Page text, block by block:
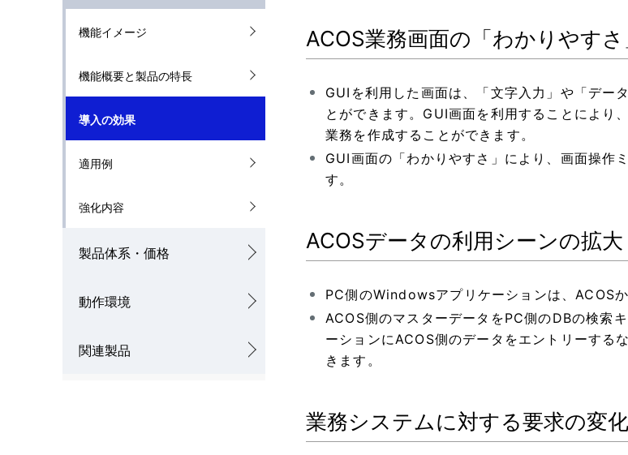
表ビ
ゲ
ー
ョ
機能イメージ
機能概要と製品の特長
導入の効果
適用例
強化内容
製品体系・価格
動作環境
関連製品
ACOS業務画面の「わかりやす
GUIを利用した画面は、「文字入力」や「デー
とができます。GUI画面を利用することにより
業務を作成することができます。
GUI画面の「わかりやすさ」により、画面操作
す。
ACOSデータの利用シーンの拡大
PC側のWindowsアプリケーションは、ACOS
ACOS側のマスターデータをPC側のDBの検索
ーションにACOS側のデータをエントリーする
きます。
業務システムに対する要求の変